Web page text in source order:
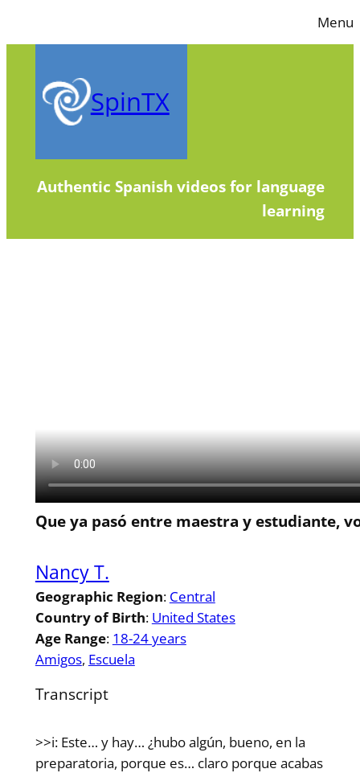
to
Menu
SpinTX
Authentic Spanish videos for language
learning
Que ya pasó entre maestra y estudiante,
Nancy T.
Geographic Region: Central
Country of Birth: United States
Age Range: 18-24 years
Amigos, Escuela
Transcript
>>i: Este… y hay… ¿hubo algún, bueno, en la
preparatoria, porque es… claro porque acabas